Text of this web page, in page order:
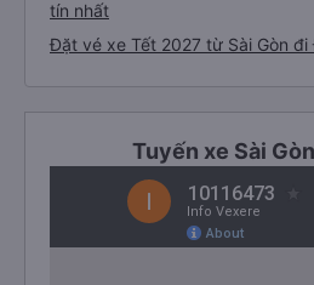
tín nhất
Đặt vé xe Tết 2027 từ Sài Gòn đi
Tuyến xe Sài